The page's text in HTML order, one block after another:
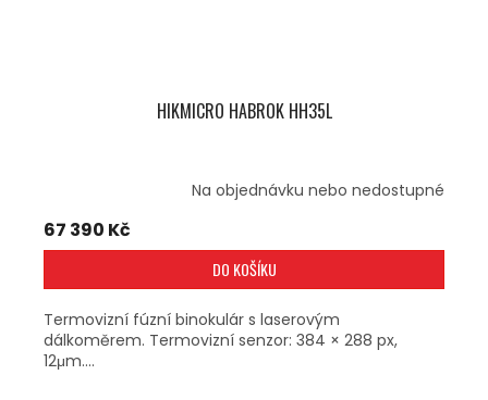
HIKMICRO HABROK HH35L
Na objednávku nebo nedostupné
67 390 Kč
DO KOŠÍKU
Termovizní fúzní binokulár s laserovým
dálkoměrem. Termovizní senzor: 384 × 288 px,
12μm....